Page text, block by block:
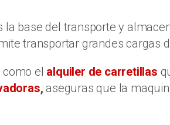
base del transporte y
transportar grandes cargas
como el alquiler de carretillas
,aseguras que la